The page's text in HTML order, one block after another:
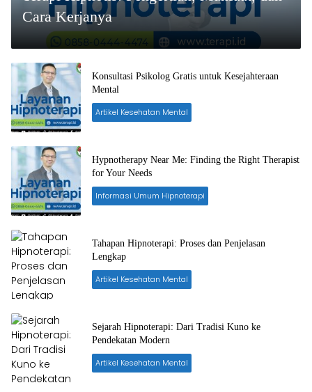
Cara Kerjanya
Konsultasi Psikolog Gratis untuk Kesejahteraan
Mental
Artikel Kesehatan Mental
Hypnotherapy Near Me: Finding the Right Therapist
for Your Needs
Informasi Umum Hipnoterapi
Tahapan Hipnoterapi: Proses dan Penjelasan
Lengkap
Artikel Kesehatan Mental
Sejarah Hipnoterapi: Dari Tradisi Kuno ke
Pendekatan Modern
Artikel Kesehatan Mental